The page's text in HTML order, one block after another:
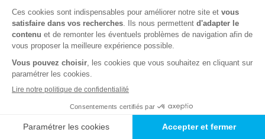
Boutique
Presse
Rejoindre
les
bénévoles